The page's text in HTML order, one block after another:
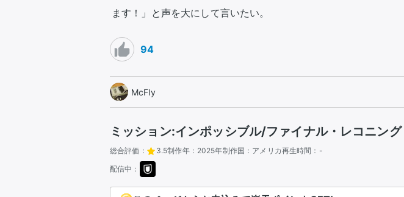
ます！」と声を大にして言いたい。
94
McFly
ミッション:インポッシブル/ファイナル・レコニング
総合評価： 3.5制作年： 2025年制作国： アメリカ再生時間： -
配信中：